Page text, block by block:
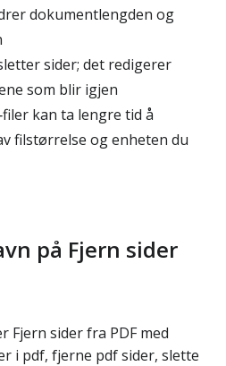
dokumentlengden og
sider; det redigerer
som blir igjen
kan ta lengre tid å
filstørrelse og enheten du
på Fjern sider
Fjern sider fra PDF med
i pdf, fjerne pdf sider, slette